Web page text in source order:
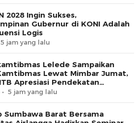
2028 Ingin Sukses,
Gubernur di KONI Adalah
Logis
5 jam yang lalu
Lelede Sampaikan
Lewat Mimbar Jumat,
Apresiasi Pendekatan
5 jam yang lalu
Sumbawa Barat Bersama